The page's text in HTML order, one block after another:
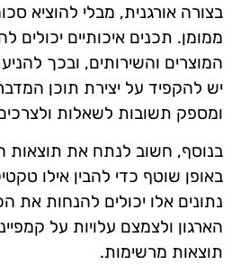
בצורה אורגנית, מבלי להוציא
ממומן. תכנים איכותיים יכולים
המוצרים והשירותים, ובכך
יש להקפיד על יצירת תוכן
ומספק תשובות לשאלות
בנוסף, חשוב לנתח את תוצאות
באופן שוטף כדי להבין אילו
נתונים אלו יכולים להנחות את
הארגון ולצמצם עלויות על
תוצאות מרשימות.